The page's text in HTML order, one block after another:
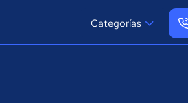
Categorías